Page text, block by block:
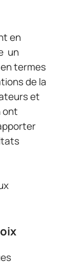
en
un
termes
de la
et
ont